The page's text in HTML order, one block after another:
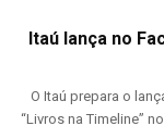
Itaú lança no
O Itaú prepara o
“Livros na Timeline”